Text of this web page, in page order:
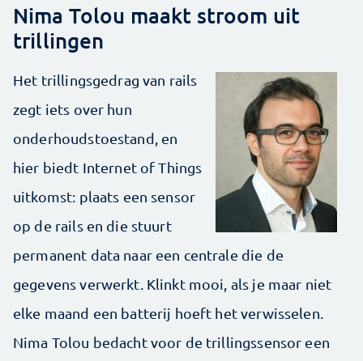
Nima Tolou maakt stroom uit
trillingen
Het trillingsgedrag van rails
zegt iets over hun
onderhoudstoestand, en
hier biedt Internet of Things
uitkomst: plaats een sensor
op de rails en die stuurt
permanent data naar een centrale die de
gegevens verwerkt. Klinkt mooi, als je maar niet
elke maand een batterij hoeft het verwisselen.
Nima Tolou bedacht voor de trillingssensor een